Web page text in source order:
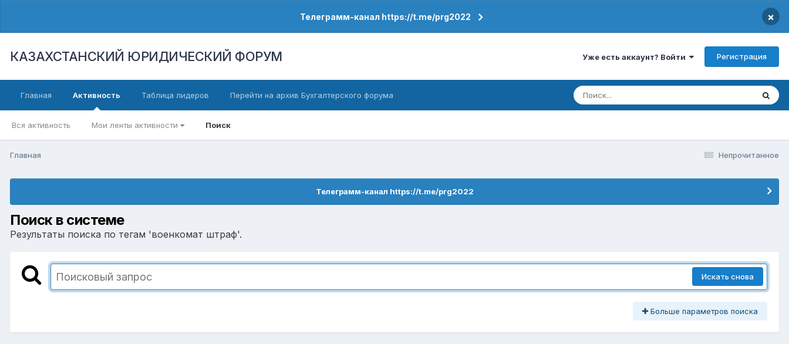
Телеграмм-канал https://t.me/prg2022 ×
КАЗАХСТАНСКИЙ ЮРИДИЧЕСКИЙ ФОРУМ Уже есть аккаунт? Войти Регистрация
Главная Активность
Вся активность Мои ленты активности Поиск
Таблица лидеров Перейти на архив Бухгалтерского форума
Непрочитанное
Главная
Телеграмм-канал https://t.me/prg2022
Поиск в системе
Результаты поиска по тегам 'военкомат штраф'.
Искать снова
Больше параметров поиска